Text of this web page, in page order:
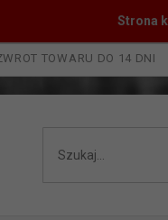
Strona
TOWARU DO 14 DNI